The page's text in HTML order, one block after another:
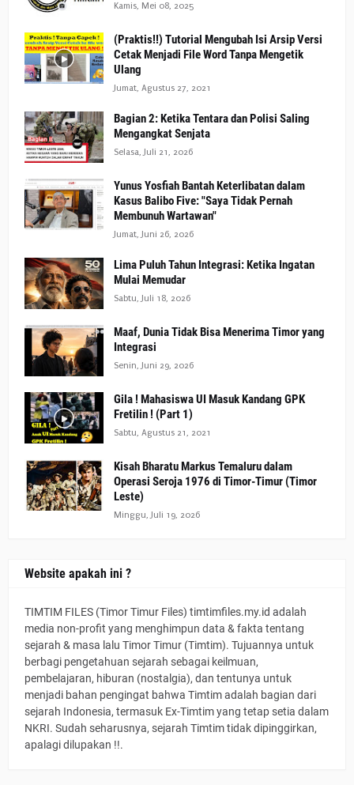
Kamis, Mei 08, 2025
(Praktis!!) Tutorial Mengubah Isi Arsip Versi
Cetak Menjadi File Word Tanpa Mengetik
Ulang
Jumat, Agustus 27, 2021
Bagian 2: Ketika Tentara dan Polisi Saling
Mengangkat Senjata
Selasa, Juli 21, 2026
Yunus Yosfiah Bantah Keterlibatan dalam
Kasus Balibo Five: "Saya Tidak Pernah
Membunuh Wartawan"
Jumat, Juni 26, 2026
Lima Puluh Tahun Integrasi: Ketika Ingatan
Mulai Memudar
Sabtu, Juli 18, 2026
Maaf, Dunia Tidak Bisa Menerima Timor yang
Integrasi
Senin, Juni 29, 2026
Gila ! Mahasiswa UI Masuk Kandang GPK
Fretilin ! (Part 1)
Sabtu, Agustus 21, 2021
Kisah Bharatu Markus Temaluru dalam
Operasi Seroja 1976 di Timor-Timur (Timor
Leste)
Minggu, Juli 19, 2026
Website apakah ini ?
TIMTIM FILES (Timor Timur Files) timtimfiles.my.id adalah
media non-profit yang menghimpun data & fakta tentang
sejarah & masa lalu Timor Timur (Timtim). Tujuannya untuk
berbagi pengetahuan sejarah sebagai keilmuan,
pembelajaran, hiburan (nostalgia), dan tentunya untuk
menjadi bahan pengingat bahwa Timtim adalah bagian dari
sejarah Indonesia, termasuk Ex-Timtim yang tetap setia dalam
NKRI. Sudah seharusnya, sejarah Timtim tidak dipinggirkan,
apalagi dilupakan !!.